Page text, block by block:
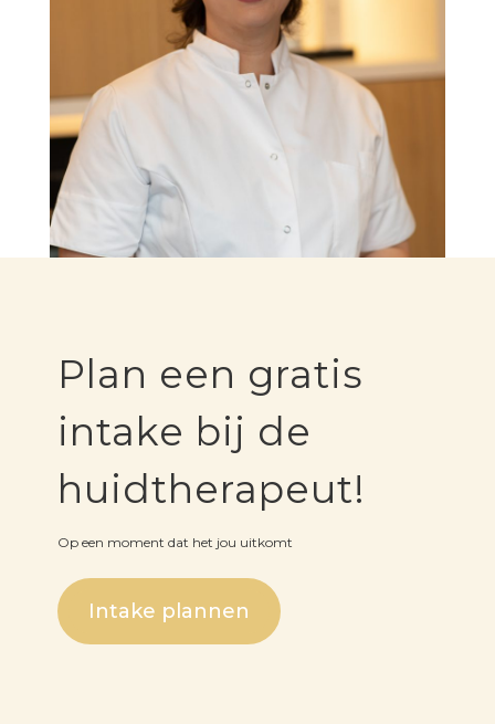
Plan een gratis
intake bij de
huidtherapeut!
Op een moment dat het jou uitkomt
Intake plannen